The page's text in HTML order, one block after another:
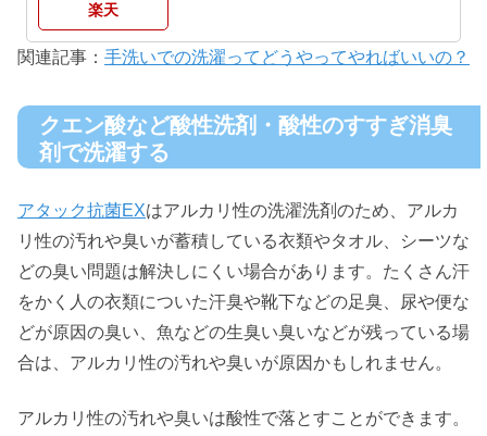
楽天
関連記事： 手洗いでの洗濯ってどうやってやればいいの？
クエン酸など酸性洗剤・酸性のすすぎ消臭
剤で洗濯する
アタック抗菌EXはアルカリ性の洗濯洗剤のため、アルカ
リ性の汚れや臭いが蓄積している衣類やタオル、シーツな
どの臭い問題は解決しにくい場合があります。たくさん汗
をかく人の衣類についた汗臭や靴下などの足臭、尿や便な
どが原因の臭い、魚などの生臭い臭いなどが残っている場
合は、アルカリ性の汚れや臭いが原因かもしれません。
アルカリ性の汚れや臭いは酸性で落とすことができます。